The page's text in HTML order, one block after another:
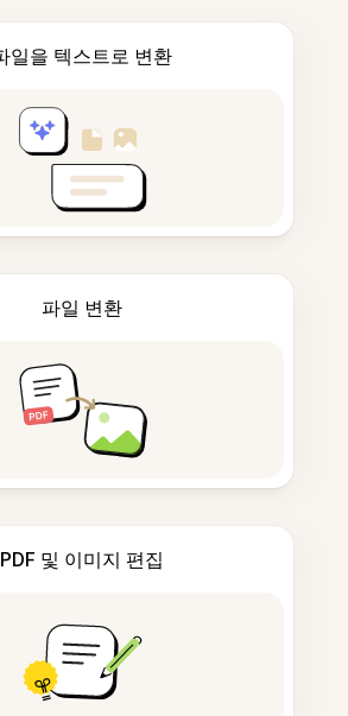
일을 텍스트로 변환
파일 변환
PDF 및 이미지 편집